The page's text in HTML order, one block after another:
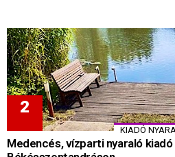
KIADÓ
Medencés, vízparti nyaraló